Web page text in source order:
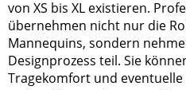
von XS bis XL existieren.
übernehmen nicht nur die
Mannequins, sondern
Designprozess teil. Sie
Tragekomfort und